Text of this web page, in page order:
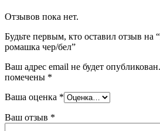
Отзывов пока нет.
Будьте первым, кто оставил отзыв на
ромашка чер/бел”
Ваш адрес email не будет опубликован.
помечены *
Ваша оценка *
Ваш отзыв *